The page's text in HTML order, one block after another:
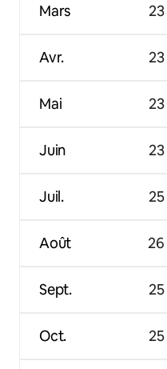
Mars
Avr.
Mai
Juin
Juil.
Août
Sept.
Oct.